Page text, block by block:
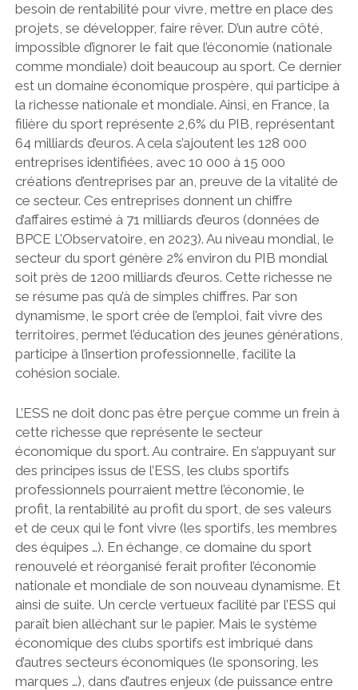
besoin de rentabilité pour vivre, mettre en place des
projets, se développer, faire rêver. D’un autre côté,
impossible d’ignorer le fait que l’économie (nationale
comme mondiale) doit beaucoup au sport. Ce dernier
est un domaine économique prospère, qui participe à
la richesse nationale et mondiale. Ainsi, en France, la
filière du sport représente 2,6% du PIB, représentant
64 milliards d’euros. A cela s’ajoutent les 128 000
entreprises identifiées, avec 10 000 à 15 000
créations d’entreprises par an, preuve de la vitalité de
ce secteur. Ces entreprises donnent un chiffre
d’affaires estimé à 71 milliards d’euros (données de
BPCE L’Observatoire, en 2023). Au niveau mondial, le
secteur du sport génère 2% environ du PIB mondial
soit près de 1200 milliards d’euros. Cette richesse ne
se résume pas qu’à de simples chiffres. Par son
dynamisme, le sport crée de l’emploi, fait vivre des
territoires, permet l’éducation des jeunes générations,
participe à l’insertion professionnelle, facilite la
cohésion sociale.
L’ESS ne doit donc pas être perçue comme un frein à
cette richesse que représente le secteur
économique du sport. Au contraire. En s’appuyant sur
des principes issus de l’ESS, les clubs sportifs
professionnels pourraient mettre l’économie, le
profit, la rentabilité au profit du sport, de ses valeurs
et de ceux qui le font vivre (les sportifs, les membres
des équipes …). En échange, ce domaine du sport
renouvelé et réorganisé ferait profiter l’économie
nationale et mondiale de son nouveau dynamisme. Et
ainsi de suite. Un cercle vertueux facilité par l’ESS qui
paraît bien alléchant sur le papier. Mais le système
économique des clubs sportifs est imbriqué dans
d’autres secteurs économiques (le sponsoring, les
marques …), dans d’autres enjeux (de puissance entre